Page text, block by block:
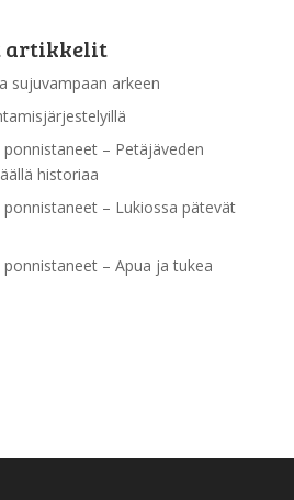
artikkelit
sujuvampaan arkeen
– Petäjäveden
historiaa
– Lukiossa pätevät
– Apua ja tukea